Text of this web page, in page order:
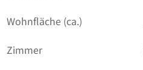
Wohnfläche (ca.)
Zimmer